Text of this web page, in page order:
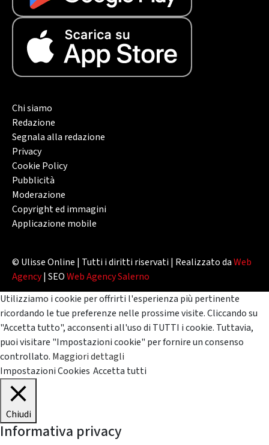
Chi siamo
Redazione
Segnala alla redazione
Privacy
Cookie Policy
Pubblicità
Moderazione
Copyright ed immagini
Applicazione mobile
© Ulisse Online | Tutti i diritti riservati | Realizzato daWeb
Agency| SEOWeb Agency Salerno
Utilizziamo i cookie per offrirti l'esperienza più pertinente
ricordando le tue preferenze nelle prossime visite. Cliccando su
"Accetta tutto", acconsenti all'uso di TUTTI i cookie. Tuttavia,
puoi visitare "Impostazioni cookie" per fornire un consenso
controllato. Maggiori dettagli
Impostazioni Cookies Accetta tutti
Chiudi
Informativa privacy